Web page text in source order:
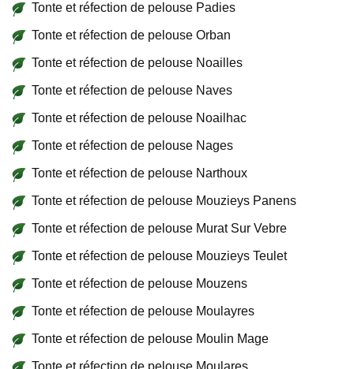
Tonte et réfection de pelouse Padies
Tonte et réfection de pelouse Orban
Tonte et réfection de pelouse Noailles
Tonte et réfection de pelouse Naves
Tonte et réfection de pelouse Noailhac
Tonte et réfection de pelouse Nages
Tonte et réfection de pelouse Narthoux
Tonte et réfection de pelouse Mouzieys Panens
Tonte et réfection de pelouse Murat Sur Vebre
Tonte et réfection de pelouse Mouzieys Teulet
Tonte et réfection de pelouse Mouzens
Tonte et réfection de pelouse Moulayres
Tonte et réfection de pelouse Moulin Mage
Tonte et réfection de pelouse Moulares